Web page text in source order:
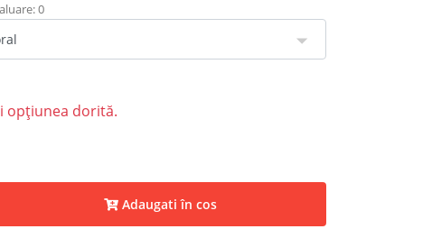
0
opțiunea dorită.
Adaugati în cos